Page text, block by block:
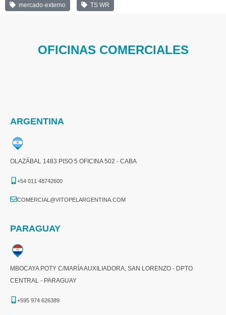
mercado-externo TS WR
OFICINAS COMERCIALES
ARGENTINA
OLAZÁBAL 1483 PISO 5 OFICINA 502 - CABA
+54 011 48742600​
COMERCIAL@VITOPELARGENTINA.COM​
PARAGUAY
MBOCAYA POTY C/MARÍA AUXILIADORA, SAN LORENZO - DPTO
CENTRAL - PARAGUAY
+595 974 626389